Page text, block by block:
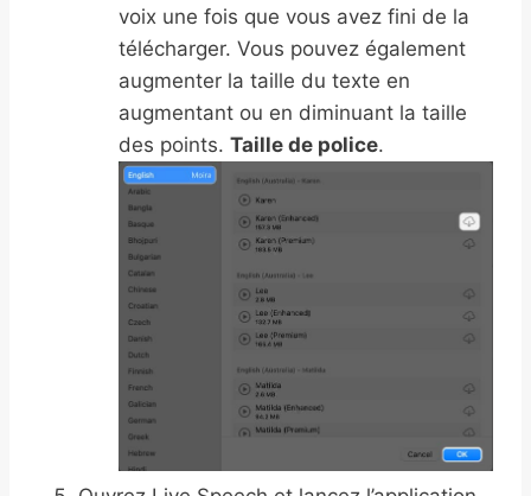
voix une fois que vous avez fini de la
télécharger. Vous pouvez également
augmenter la taille du texte en
augmentant ou en diminuant la taille
des points. Taille de police.